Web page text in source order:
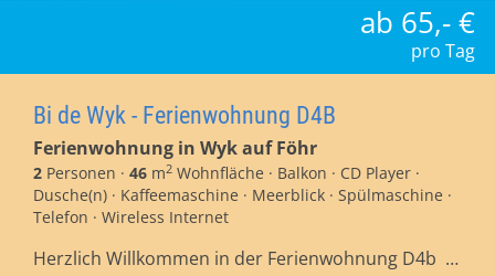
ab 65,- €
pro Tag
Bi de Wyk - Ferienwohnung D4B
Ferienwohnung in Wyk auf Föhr
2 Personen · 46 m2 Wohnfläche · Balkon · CD Player ·
Dusche(n) · Kaffeemaschine · Meerblick · Spülmaschine ·
Telefon · Wireless Internet
Herzlich Willkommen in der Ferienwohnung D4b …